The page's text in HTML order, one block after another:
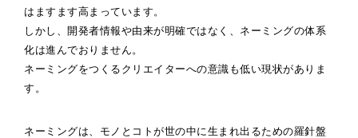
はますます高まっています。
しかし、開発者情報や由来が明確ではなく、ネーミングの体系
化は進んでおりません。
ネーミングをつくるクリエイターへの意識も低い現状がありま
す。
ネーミングは、モノとコトが世の中に生まれ出るための羅針盤